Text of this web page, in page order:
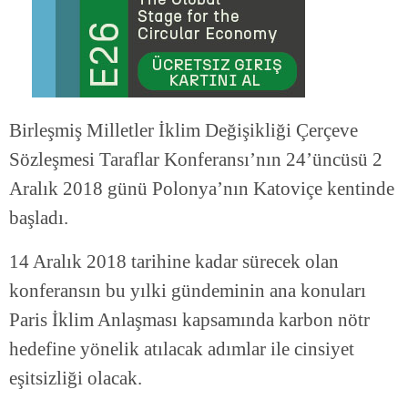
Birleşmiş Milletler İklim Değişikliği Çerçeve
Sözleşmesi Taraflar Konferansı’nın 24’üncüsü 2
Aralık 2018 günü Polonya’nın Katoviçe kentinde
başladı.
14 Aralık 2018 tarihine kadar sürecek olan
konferansın bu yılki gündeminin ana konuları
Paris İklim Anlaşması kapsamında karbon nötr
hedefine yönelik atılacak adımlar ile cinsiyet
eşitsizliği olacak.